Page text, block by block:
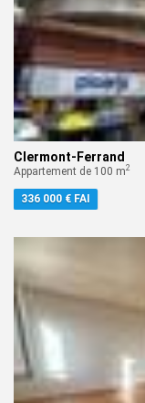
Clermont-Ferrand
Appartement de 100 m2
336 000 € FAI